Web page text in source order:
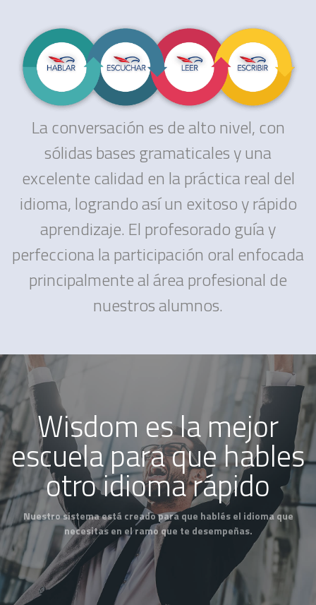
La conversación es de alto nivel, con
sólidas bases gramaticales y una
excelente calidad en la práctica real del
idioma, logrando así un exitoso y rápido
aprendizaje. El profesorado guía y
perfecciona la participación oral enfocada
principalmente al área profesional de
nuestros alumnos.
Wisdom es la mejor
escuela para que hables
otro idioma rápido
Nuestro sistema está creado para que hablés el idioma que
necesitas en el ramo que te desempeñas.